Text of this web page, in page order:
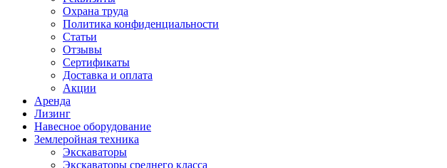
Охрана труда
Политика конфиденциальности
Статьи
Отзывы
Сертификаты
Доставка и оплата
Акции
Аренда
Лизинг
Навесное оборудование
Землеройная техника
Экскаваторы
Экскаваторы среднего класса